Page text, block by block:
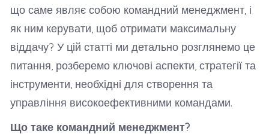
що саме являє собою командний менеджмент, і
як ним керувати, щоб отримати максимальну
віддачу? У цій статті ми детально розглянемо це
питання, розберемо ключові аспекти, стратегії та
інструменти, необхідні для створення та
управління високоефективними командами.
Що таке командний менеджмент?